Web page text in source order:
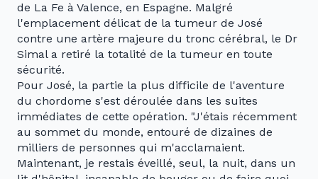
de La Fe à Valence, en Espagne. Malgré
l'emplacement délicat de la tumeur de José
contre une artère majeure du tronc cérébral, le Dr
Simal a retiré la totalité de la tumeur en toute
sécurité.
Pour José, la partie la plus difficile de l'aventure
du chordome s'est déroulée dans les suites
immédiates de cette opération. "J'étais récemment
au sommet du monde, entouré de dizaines de
milliers de personnes qui m'acclamaient.
Maintenant, je restais éveillé, seul, la nuit, dans un